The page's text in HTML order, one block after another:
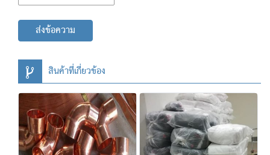
ส่งข้อความ
สินค้าที่เกี่ยวข้อง